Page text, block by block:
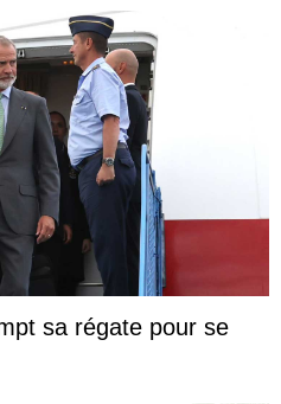
sa régate pour se